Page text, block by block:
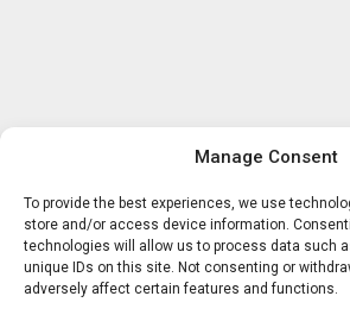
Manage Consent
To provide the best experiences, we use
store and/or access device information.
technologies will allow us to process data such
unique IDs on this site. Not consenting or
adversely affect certain features and functions.